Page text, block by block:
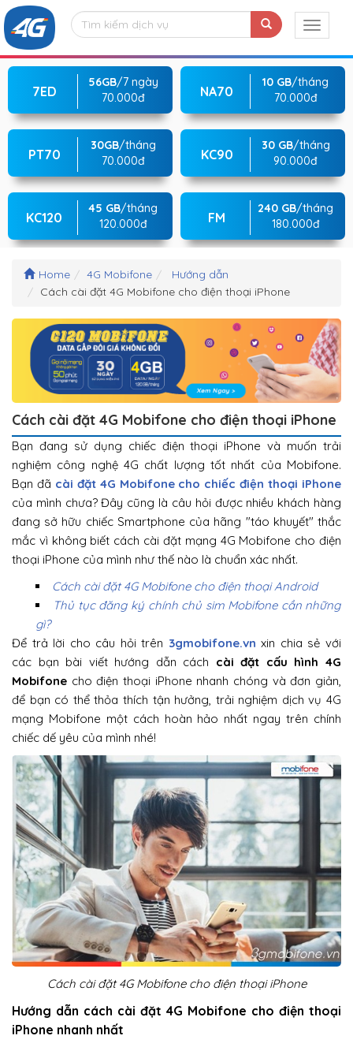
7ED
56GB/7 ngày
70.000đ
NA70
10 GB/tháng
70.000đ
PT70
30GB/tháng
70.000đ
KC90
30 GB/tháng
90.000đ
KC120
45 GB/tháng
120.000đ
FM
240 GB/tháng
180.000đ
Home 4G Mobifone
Hướng dẫn
Cách cài đặt 4G Mobifone cho điện thoại iPhone
Cách cài đặt 4G Mobifone cho điện thoại iPhone
Bạn đang sử dụng chiếc điện thoại iPhone và muốn trải
nghiệm công nghệ 4G chất lượng tốt nhất của Mobifone.
Bạn đã cài đặt 4G Mobifone cho chiếc điện thoại iPhone
của mình chưa? Đây cũng là câu hỏi được nhiều khách hàng
đang sở hữu chiếc Smartphone của hãng "táo khuyết" thắc
mắc vì không biết cách cài đặt mạng 4G Mobifone cho điện
thoại iPhone của mình như thế nào là chuẩn xác nhất.
Cách cài đặt 4G Mobifone cho điện thoại Android
Thủ tục đăng ký chính chủ sim Mobifone cần những
gì?
Để trả lời cho câu hỏi trên 3gmobifone.vn xin chia sẻ với
các bạn bài viết hướng dẫn cách cài đặt cấu hình 4G
Mobifone cho điện thoại iPhone nhanh chóng và đơn giản,
để bạn có thể thỏa thích tận hưởng, trải nghiệm dịch vụ 4G
mạng Mobifone một cách hoàn hảo nhất ngay trên chính
chiếc dế yêu của mình nhé!
Cách cài đặt 4G Mobifone cho điện thoại iPhone
Hướng dẫn cách cài đặt 4G Mobifone cho điện thoại
iPhone nhanh nhất